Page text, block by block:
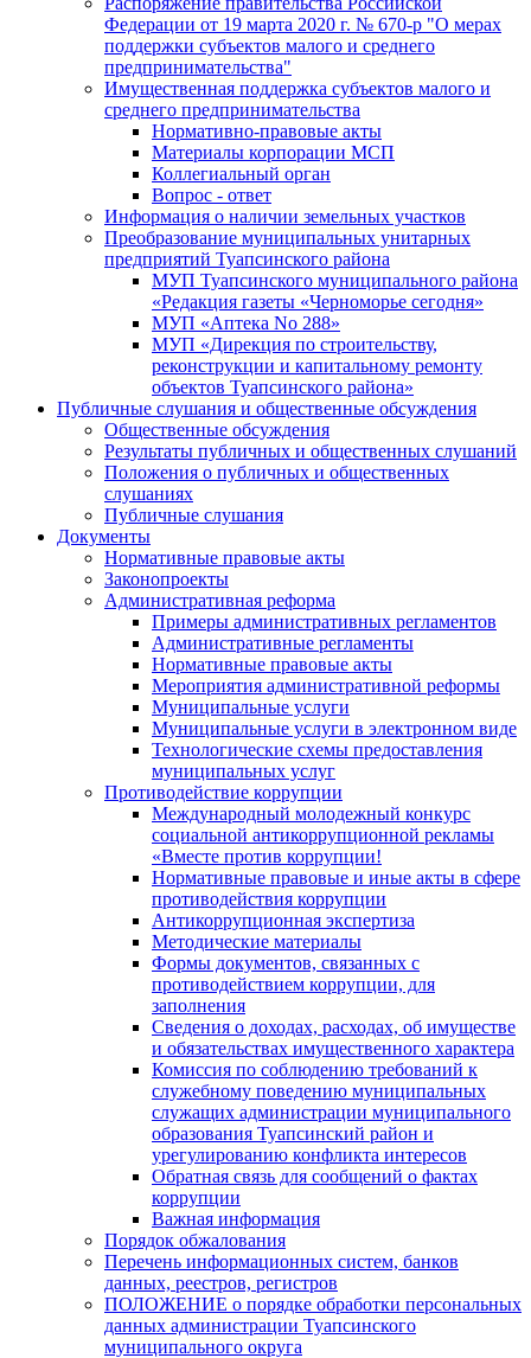
Федерации от 19 марта 2020 г. № 670-р "О мерах
поддержки субъектов малого и среднего
предпринимательства"
Имущественная поддержка субъектов малого и
среднего предпринимательства
Нормативно-правовые акты
Материалы корпорации МСП
Коллегиальный орган
Вопрос - ответ
Информация о наличии земельных участков
Преобразование муниципальных унитарных
предприятий Туапсинского района
МУП Туапсинского муниципального района
«Редакция газеты «Черноморье сегодня»
МУП «Аптека No 288»
МУП «Дирекция по строительству,
реконструкции и капитальному ремонту
объектов Туапсинского района»
Публичные слушания и общественные обсуждения
Общественные обсуждения
Результаты публичных и общественных слушаний
Положения о публичных и общественных
слушаниях
Публичные слушания
Документы
Нормативные правовые акты
Законопроекты
Административная реформа
Примеры административных регламентов
Административные регламенты
Нормативные правовые акты
Мероприятия административной реформы
Муниципальные услуги
Муниципальные услуги в электронном виде
Технологические схемы предоставления
муниципальных услуг
Противодействие коррупции
Международный молодежный конкурс
социальной антикоррупционной рекламы
«Вместе против коррупции!
Нормативные правовые и иные акты в сфере
противодействия коррупции
Антикоррупционная экспертиза
Методические материалы
Формы документов, связанных с
противодействием коррупции, для
заполнения
Сведения о доходах, расходах, об имуществе
и обязательствах имущественного характера
Комиссия по соблюдению требований к
служебному поведению муниципальных
служащих администрации муниципального
образования Туапсинский район и
урегулированию конфликта интересов
Обратная связь для сообщений о фактах
коррупции
Важная информация
Порядок обжалования
Перечень информационных систем, банков
данных, реестров, регистров
ПОЛОЖЕНИЕ о порядке обработки персональных
данных администрации Туапсинского
муниципального округа